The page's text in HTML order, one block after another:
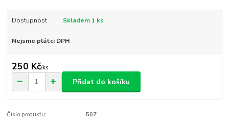
Dostupnost Skladem 1 ks
Nejsme plátci DPH
250 Kč/ks
Přidat do košíku
Číslo produktu: 507